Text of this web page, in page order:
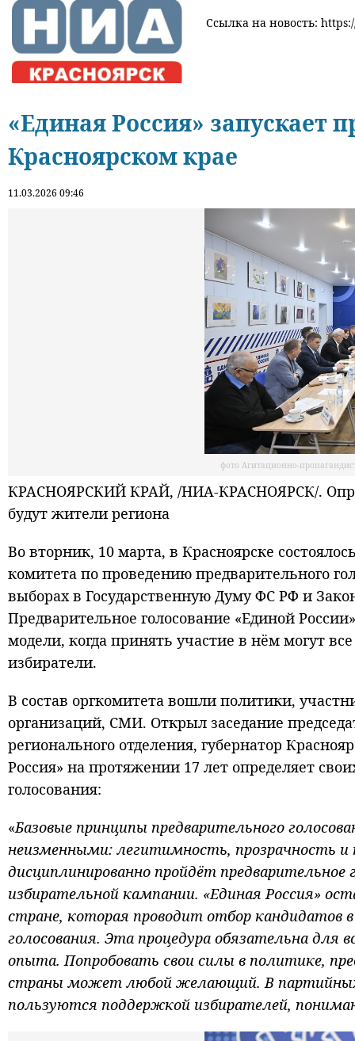
Ссылка на новость:
«Единая Россия» запускает
Красноярском крае
11.03.2026 09:46
фото Агитационно-
КРАСНОЯРСКИЙ КРАЙ, /НИА-КРАСНОЯРСК/.
будут жители региона
Во вторник, 10 марта, в Красноярске
комитета по проведению предварительного
выборах в Государственную Думу ФС РФ и
Предварительное голосование «Единой
модели, когда принять участие в нём могут
избиратели.
В состав оргкомитета вошли политики,
организаций, СМИ. Открыл заседание
регионального отделения, губернатор
Россия» на протяжении 17 лет определяет
голосования:
«Базовые принципы предварительного
неизменными: легитимность, прозрачность и
дисциплинированно пройдёт
избирательной кампании. «Единая Россия»
стране, которая проводит отбор кандидатов
голосования. Эта процедура обязательна для
опыта. Попробовать свои силы в политике,
страны может любой желающий. В
пользуются поддержкой избирателей,